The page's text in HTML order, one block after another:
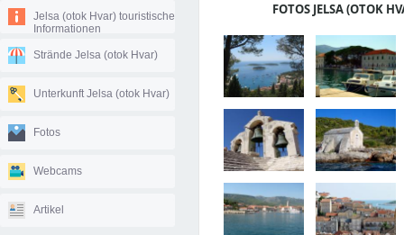
Jelsa (otok Hvar) touristische
Informationen
Strände Jelsa (otok Hvar)
Unterkunft Jelsa (otok Hvar)
Fotos
Webcams
Artikel
FOTOS JELSA (OTOK